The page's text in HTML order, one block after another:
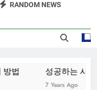
– 건강을 위
RANDOM NEWS
방법 성공하는 사람
7 Years Ago